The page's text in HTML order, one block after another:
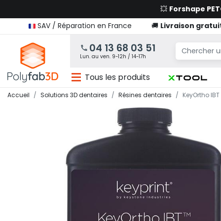
💥 Forshape
SAV / Réparation en France
🚚 Livraison
04 13 68 03 51
Lun. au ven. 9-12h / 14-17h
Tous les produits
Accueil Solutions 3D dentaires Résines dentaires KeyOrtho